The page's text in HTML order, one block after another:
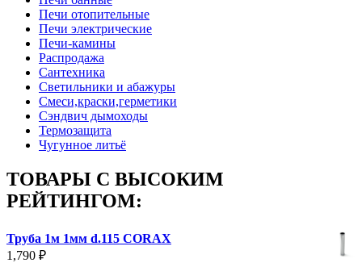
Печи отопительные
Печи электрические
Печи-камины
Распродажа
Сантехника
Светильники и абажуры
Смеси,краски,герметики
Сэндвич дымоходы
Термозащита
Чугунное литьё
ТОВАРЫ С ВЫСОКИМ
РЕЙТИНГОМ:
Труба 1м 1мм d.115 CORAX
1,790 ₽